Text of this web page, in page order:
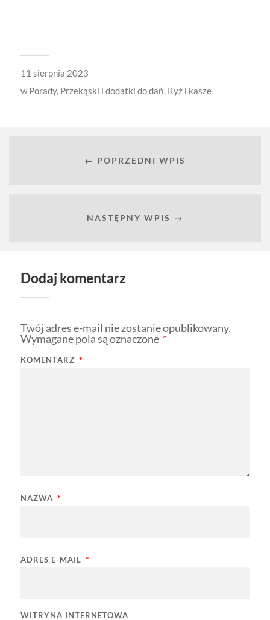
11 sierpnia 2023
wPorady, Przekąski i dodatki do dań, Ryż i kasze
← POPRZEDNI WPIS
NASTĘPNY WPIS →
Dodaj komentarz
Twój adres e-mail nie zostanie opublikowany.
Wymagane pola są oznaczone *
KOMENTARZ *
NAZWA *
ADRES E-MAIL *
WITRYNA INTERNETOWA